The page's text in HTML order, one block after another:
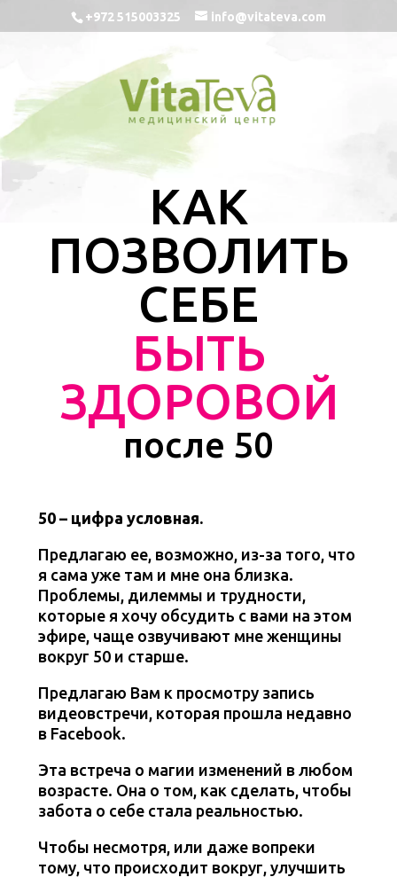
+972 515003325 info@vitateva.com
КАК
ПОЗВОЛИТЬ
СЕБЕ
БЫТЬ
ЗДОРОВОЙ
после 50
50 – цифра условная.
Предлагаю ее, возможно, из-за того, что
я сама уже там и мне она близка.
Проблемы, дилеммы и трудности,
которые я хочу обсудить с вами на этом
эфире, чаще озвучивают мне женщины
вокруг 50 и старше.
Предлагаю Вам к просмотру запись
видеовстречи, которая прошла недавно
в Facebook.
Эта встреча о магии изменений в любом
возрасте. Она о том, как сделать, чтобы
забота о себе стала реальностью.
Чтобы несмотря, или даже вопреки
тому, что происходит вокруг, улучшить